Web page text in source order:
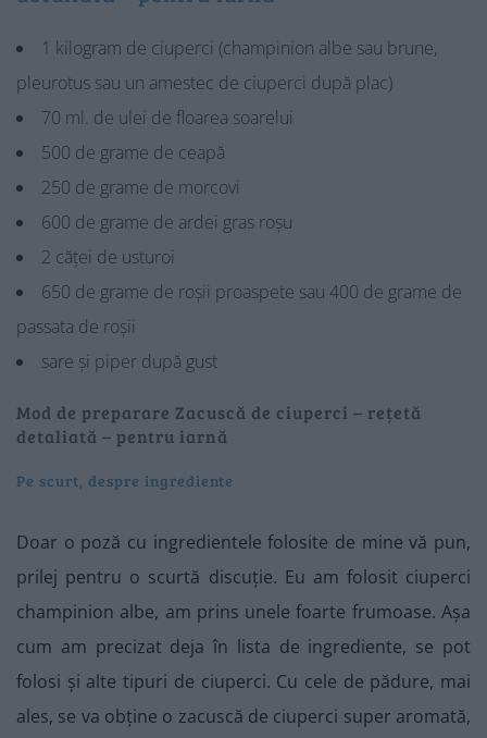
1 kilogram de ciuperci (champinion albe sau brune,
pleurotus sau un amestec de ciuperci după plac)
70 ml. de ulei de floarea soarelui
500 de grame de ceapă
250 de grame de morcovi
600 de grame de ardei gras roșu
2 căței de usturoi
650 de grame de roșii proaspete sau 400 de grame de
passata de roșii
sare și piper după gust
Mod de preparare Zacuscă de ciuperci – rețetă
detaliată – pentru iarnă
Pe scurt, despre ingrediente
Doar o poză cu ingredientele folosite de mine vă pun,
prilej pentru o scurtă discuție. Eu am folosit ciuperci
champinion albe, am prins unele foarte frumoase. Așa
cum am precizat deja în lista de ingrediente, se pot
folosi și alte tipuri de ciuperci. Cu cele de pădure, mai
ales, se va obține o zacuscă de ciuperci super aromată,